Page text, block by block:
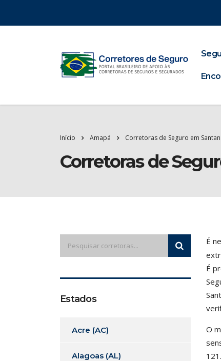
Início Amapá Corretoras de Seguro em
Corretoras de
É
É
O
Estados
Acre (AC)
Alagoas (AL)